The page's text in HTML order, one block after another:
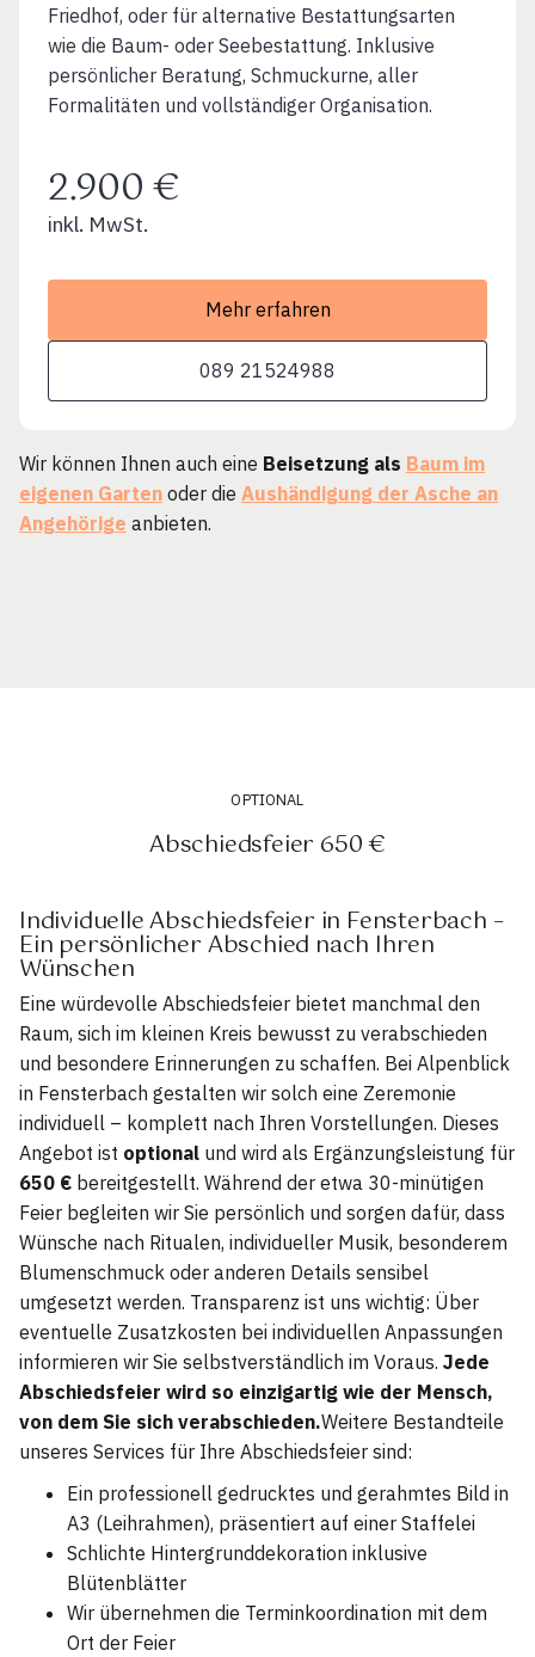
Friedhof, oder für alternative Bestattungsarten
wie die Baum- oder Seebestattung. Inklusive
persönlicher Beratung, Schmuckurne, aller
Formalitäten und vollständiger Organisation.
2.900 €
inkl. MwSt.
Mehr erfahren
089 21524988
Wir können Ihnen auch eine Beisetzung als Baum im
eigenen Garten oder die Aushändigung der Asche an
Angehörige anbieten.
OPTIONAL
Abschiedsfeier 650 €
Individuelle Abschiedsfeier in Fensterbach –
Ein persönlicher Abschied nach Ihren
Wünschen
Eine würdevolle Abschiedsfeier bietet manchmal den
Raum, sich im kleinen Kreis bewusst zu verabschieden
und besondere Erinnerungen zu schaffen. Bei Alpenblick
in Fensterbach gestalten wir solch eine Zeremonie
individuell – komplett nach Ihren Vorstellungen. Dieses
Angebot ist optional und wird als Ergänzungsleistung für
650 € bereitgestellt. Während der etwa 30-minütigen
Feier begleiten wir Sie persönlich und sorgen dafür, dass
Wünsche nach Ritualen, individueller Musik, besonderem
Blumenschmuck oder anderen Details sensibel
umgesetzt werden. Transparenz ist uns wichtig: Über
eventuelle Zusatzkosten bei individuellen Anpassungen
informieren wir Sie selbstverständlich im Voraus. Jede
Abschiedsfeier wird so einzigartig wie der Mensch,
von dem Sie sich verabschieden.Weitere Bestandteile
unseres Services für Ihre Abschiedsfeier sind:
Ein professionell gedrucktes und gerahmtes Bild in
A3 (Leihrahmen), präsentiert auf einer Staffelei
Schlichte Hintergrunddekoration inklusive
Blütenblätter
Wir übernehmen die Terminkoordination mit dem
Ort der Feier